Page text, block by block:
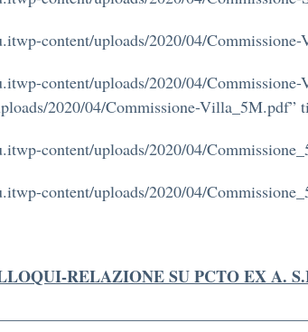
content/uploads/2020/04/
content/uploads/2020/04/
2020/04/Commissione-
content/uploads/2020/04/
content/uploads/2020/04/
RELAZIONE SU PCTO EX A.